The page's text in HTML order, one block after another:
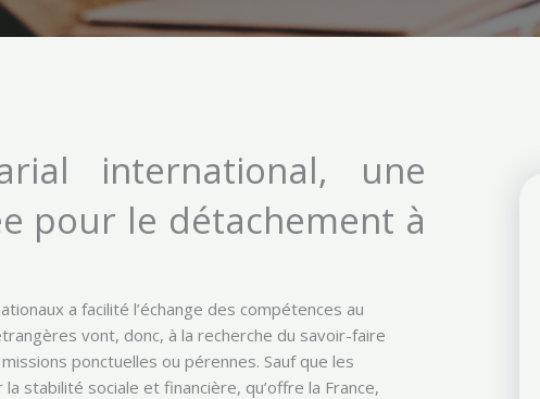
international, une
pour le détachement à
a facilité l’échange des compétences au
vont, donc, à la recherche du savoir-faire
ponctuelles ou pérennes. Sauf que les
stabilité sociale et financière, qu’offre la France,